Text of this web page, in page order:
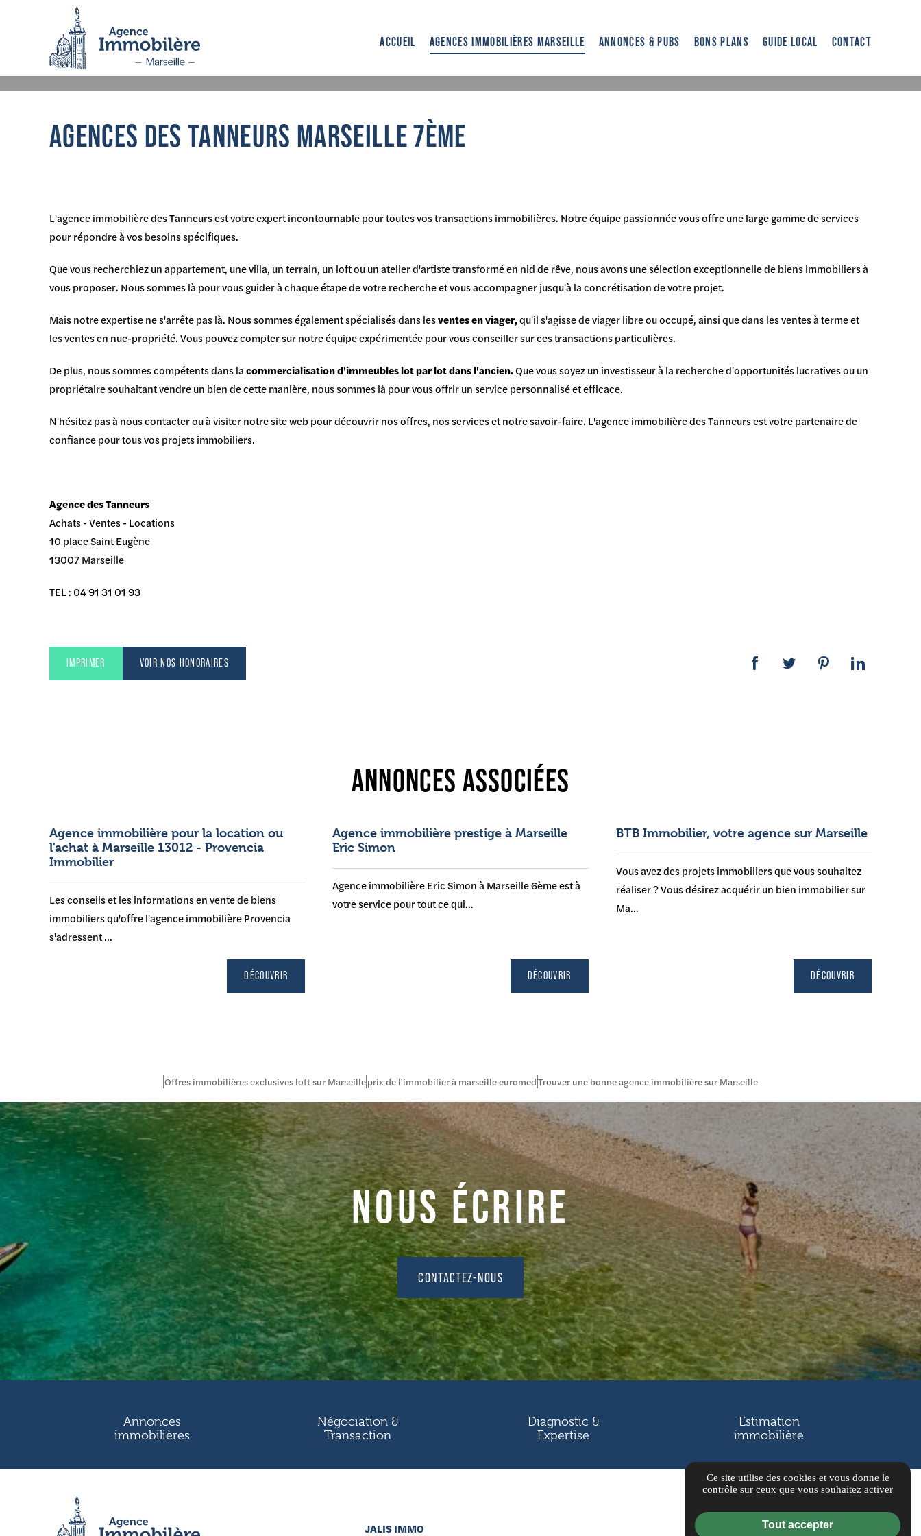
ACCUEIL AGENCES IMMOBILIÈRES MARSEILLE ANNONCES & PUBS BONS PLANS GUIDE LOCAL CONTACT
AGENCES DES TANNEURS MARSEILLE 7ÈME
L'agence immobilière des Tanneurs est votre expert incontournable pour toutes vos transactions immobilières. Notre équipe passionnée vous offre une large gamme de services
pour répondre à vos besoins spécifiques.
Que vous recherchiez un appartement, une villa, un terrain, un loft ou un atelier d'artiste transformé en nid de rêve, nous avons une sélection exceptionnelle de biens immobiliers à
vous proposer. Nous sommes là pour vous guider à chaque étape de votre recherche et vous accompagner jusqu'à la concrétisation de votre projet.
Mais notre expertise ne s'arrête pas là. Nous sommes également spécialisés dans lesventes en viager,qu'il s'agisse de viager libre ou occupé, ainsi que dans les ventes à terme et
les ventes en nue-propriété. Vous pouvez compter sur notre équipe expérimentée pour vous conseiller sur ces transactions particulières.
De plus, nous sommes compétents dans lacommercialisation d'immeubles lot par lot dans l'ancien.Que vous soyez un investisseur à la recherche d'opportunités lucratives ou un
propriétaire souhaitant vendre un bien de cette manière, nous sommes là pour vous offrir un service personnalisé et efficace.
N'hésitez pas à nous contacter ou à visiter notre site web pour découvrir nos offres, nos services et notre savoir-faire. L'agence immobilière des Tanneurs est votre partenaire de
confiance pour tous vos projets immobiliers.
Agence des Tanneurs
Achats - Ventes - Locations
10 place Saint Eugène
13007 Marseille
TEL : 04 91 31 01 93
IMPRIMER VOIR NOS HONORAIRES
ANNONCES ASSOCIÉES
Agence immobilière pour la location ou
l'achat à Marseille 13012 - Provencia
Immobilier
Les conseils et les informations en vente de biens
immobiliers qu'offre l'agence immobilière Provencia
s'adressent ...
DÉCOUVRIR
Agence immobilière prestige à Marseille
Eric Simon
Agence immobilière Eric Simon à Marseille 6ème est à
votre service pour tout ce qui...
DÉCOUVRIR
BTB Immobilier, votre agence sur Marseille
Vous avez des projets immobiliers que vous souhaitez
réaliser ? Vous désirez acquérir un bien immobilier sur
Ma...
DÉCOUVRIR
Offres immobilières exclusives loft sur Marseilleprix de l'immobilier à marseille euromedTrouver une bonne agence immobilière sur Marseille
NOUS ÉCRIRE
CONTACTEZ-NOUS
Annonces
immobilières
Négociation &
Transaction
Diagnostic &
Expertise
Estimation
immobilière
JALIS IMMO
Panneau de gestion des cookies
Ce site utilise des cookies et vous donne le
contrôle sur ceux que vous souhaitez activer
Tout accepter